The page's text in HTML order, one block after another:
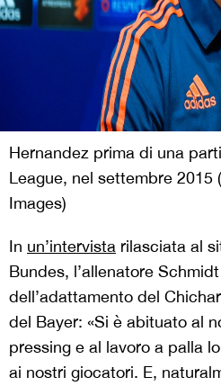
Hernandez prima di una
League, nel settembre 2015
Images)
In un’intervista rilasciata al
Bundes, l’allenatore
dell’adattamento del
del Bayer: «Si è abituato al
pressing e al lavoro a palla
ai nostri giocatori. E,